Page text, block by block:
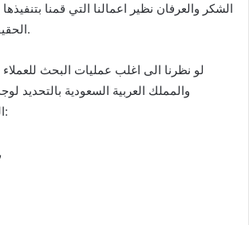
الشكر والعرفان نظير اعمالنا التي قمنا
الحقيقة من أسمى أمانينا.
لو نظرنا الى اغلب عمليات البحث
والمملك العربية السعودية بالتحديد
المشاريع يبحثون عن:
شركة مقاول هناجر,